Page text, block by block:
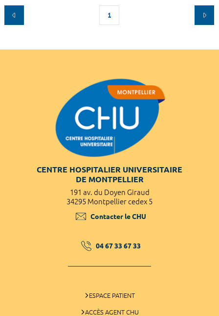
1
CENTRE HOSPITALIER UNIVERSITAIRE
DE MONTPELLIER
191 av. du Doyen Giraud
34295 Montpellier cedex 5
Contacter le CHU
04 67 33 67 33
ESPACE PATIENT
ACCÈS AGENT CHU